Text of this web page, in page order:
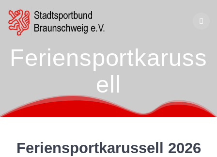
Feriensportkaruss
ell
Feriensportkarussell 2026